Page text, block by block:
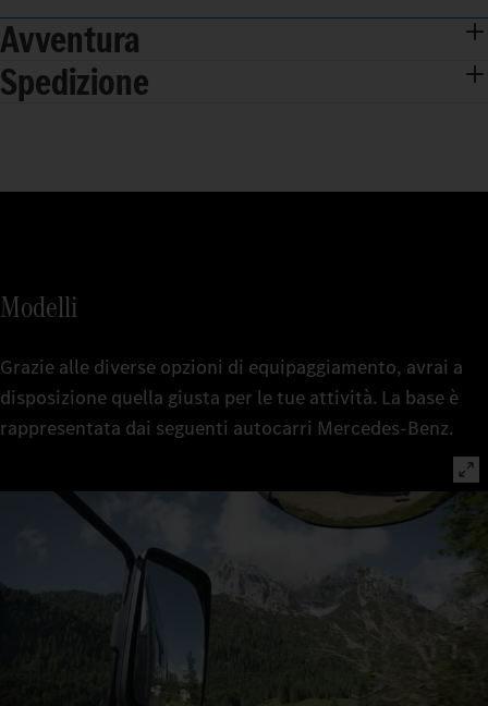
Avventura
Spedizione
Modelli
Grazie alle diverse opzioni di equipaggiamento, avrai a
disposizione quella giusta per le tue attività. La base è
rappresentata dai seguenti autocarri Mercedes‑Benz.